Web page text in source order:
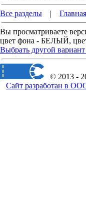
Все разделы | Главная
Вы просматриваете
цвет фона - БЕЛЫЙ,
Выбрать другой
© 2013 -
Сайт разработан в